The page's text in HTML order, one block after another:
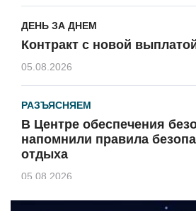
ДЕНЬ ЗА ДНЕМ
Контракт с новой
05.08.2026
РАЗЪЯСНЯЕМ
В Центре обеспечения
напомнили правила
отдыха
05.08.2026